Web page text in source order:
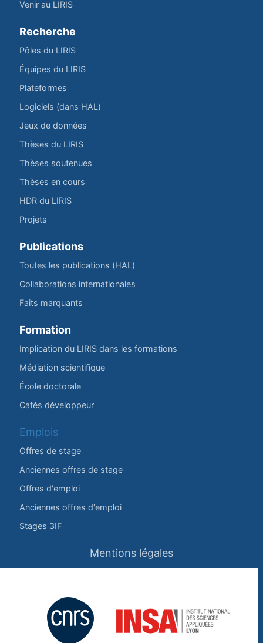
Venir au LIRIS
Recherche
Pôles du LIRIS
Équipes du LIRIS
Plateformes
Logiciels (dans HAL)
Jeux de données
Thèses du LIRIS
Thèses soutenues
Thèses en cours
HDR du LIRIS
Projets
Publications
Toutes les publications (HAL)
Collaborations internationales
Faits marquants
Formation
Implication du LIRIS dans les formations
Médiation scientifique
École doctorale
Cafés développeur
Emplois
Offres de stage
Anciennes offres de stage
Offres d'emploi
Anciennes offres d'emploi
Stages 3IF
Mentions légales